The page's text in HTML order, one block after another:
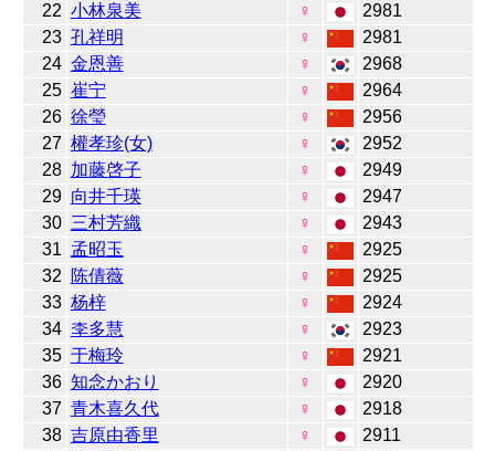
22 小林泉美 ♀
2981
23 孔祥明 ♀
2981
24 金恩善 ♀
2968
25 崔宁 ♀
2964
26 徐瑩 ♀
2956
27 權孝珍(女) ♀
2952
28 加藤啓子 ♀
2949
29 向井千瑛 ♀
2947
30 三村芳織 ♀
2943
31 孟昭玉 ♀
2925
32
陈倩薇 ♀
2925
33 杨梓 ♀
2924
34 李多慧 ♀
2923
35 于梅玲 ♀
2921
36 知念かおり ♀
2920
37 青木喜久代 ♀
2918
38 吉原由香里 ♀
2911